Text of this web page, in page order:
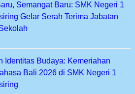
Semangat Baru: SMK Negeri 1
Gelar Serah Terima Jabatan
Identitas Budaya: Kemeriahan
Bali 2026 di SMK Negeri 1